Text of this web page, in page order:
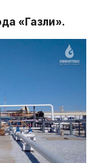
«Газли».